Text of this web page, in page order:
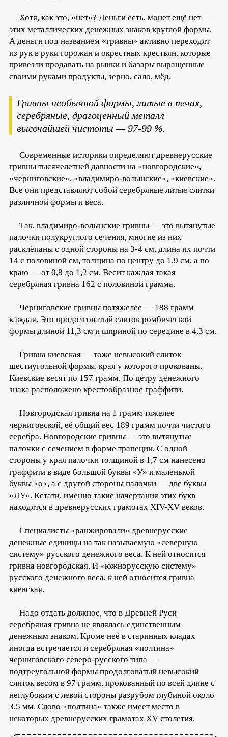
Хотя, как это, «нет»? Деньги есть, монет ещё нет —
этих металлических денежных знаков круглой формы.
А деньги под названием «гривны» активно переходят
из рук в руки горожан и окрестных крестьян, которые
привезли продавать на рынки и базары выращенные
своими руками продукты, зерно, сало, мёд.
Гривны необычной формы, литые в печах,
серебряные, драгоценный металл
высочайшей чистоты — 97-99 %.
Современные историки определяют древнерусские
гривны тысячелетней давности на «новгородские»,
«черниговские», «владимиро-волынские», «киевские».
Все они представляют собой серебряные литые слитки
различной формы и веса.
Так, владимиро-волынские гривны — это вытянутые
палочки полукруглого сечения, многие из них
расклёпаны с одной стороны на 3-4 см, длина их почти
14 с половиной см, толщина по центру до 1,9 см, а по
краю — от 0,8 до 1,2 см. Весит каждая такая
серебряная гривна 162 с половиной грамма.
Черниговские гривны потяжелее — 188 грамм
каждая. Это продолговатый слиток ромбической
формы длиной 11,3 см и шириной по середине в 4,3 см.
Гривна киевская — тоже невысокий слиток
шестиугольной формы, края у которого прокованы.
Киевские весят по 157 грамм. По цетру денежного
знака расположено крестообразное граффити.
Новгородская гривна на 1 грамм тяжелее
черниговской, её общий вес 189 грамм почти чистого
серебра. Новгородские гривны — это вытянутые
палочки с сечением в форме трапеции. С одной
стороны у края палочки толщиной в 1,7 см нанесено
граффити в виде большой буквы «У» и маленькой
буквы «о», а с другой стороны палочки — две буквы
«ЛУ». Кстати, именно такие начертания этих букв
находятся в древнерусских грамотах XIV-XV веков.
Специалисты «ранжировали» древнерусские
денежные единицы на так называемую «северную
систему» русского денежного веса. К ней относится
гривна новгородская. И «южнорусскую систему»
русского денежного веса, к ней относится гривна
киевская.
Надо отдать должное, что в Древней Руси
серебряная гривна не являлась единственным
денежным знаком. Кроме неё в старинных кладах
иногда встречается и серебряная «полтина»
черниговского северо-русского типа —
подтреугольной формы продолговатый невысокий
слиток весом в 97 грамм, прокованный по всей длине с
неглубоким с левой стороны разрубом глубиной около
3,5 мм. Слово «полтина» также имеет место в
некоторых древнерусских грамотах XV столетия.